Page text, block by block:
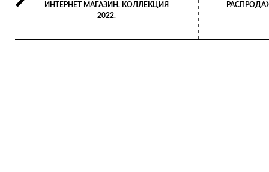
ИНТЕРНЕТ МАГАЗИН. КОЛЛЕКЦИЯ
2022.